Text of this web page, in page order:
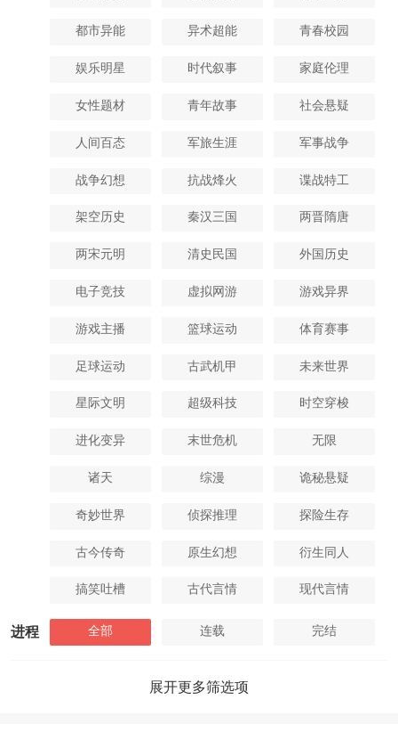
都市异能 异术超能 青春校园
娱乐明星 时代叙事 家庭伦理
女性题材 青年故事 社会悬疑
人间百态 军旅生涯 军事战争
战争幻想 抗战烽火 谍战特工
架空历史 秦汉三国 两晋隋唐
两宋元明 清史民国 外国历史
电子竞技 虚拟网游 游戏异界
游戏主播 篮球运动 体育赛事
足球运动 古武机甲 未来世界
星际文明 超级科技 时空穿梭
进化变异 末世危机 无限
诸天 综漫 诡秘悬疑
奇妙世界 侦探推理 探险生存
古今传奇 原生幻想 衍生同人
搞笑吐槽 古代言情 现代言情
进程 全部 连载 完结
展开更多筛选项